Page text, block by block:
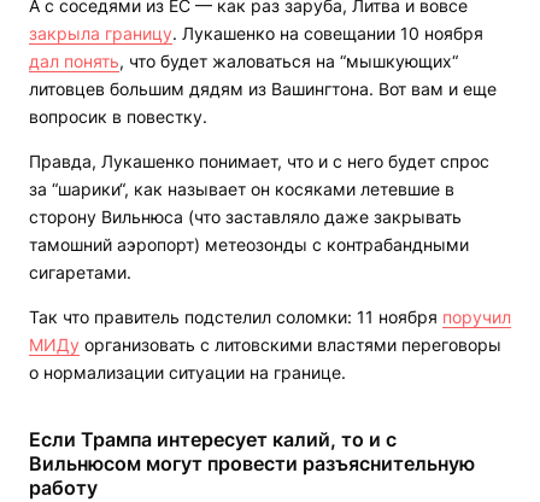
А с соседями из ЕС — как раз заруба, Литва и вовсе
закрыла границу. Лукашенко на совещании 10 ноября
дал понять, что будет жаловаться на “мышкующих“
литовцев большим дядям из Вашингтона. Вот вам и еще
вопросик в повестку.
Правда, Лукашенко понимает, что и с него будет спрос
за “шарики“, как называет он косяками летевшие в
сторону Вильнюса (что заставляло даже закрывать
тамошний аэропорт) метеозонды с контрабандными
сигаретами.
Так что правитель подстелил соломки: 11 ноября поручил
МИДу организовать с литовскими властями переговоры
о нормализации ситуации на границе.
Если Трампа интересует калий, то и с
Вильнюсом могут провести разъяснительную
работу